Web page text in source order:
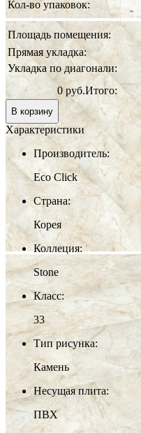
Кол-во упаковок:
-
Площадь помещения:
Прямая укладка:
Укладка по диагонали:
Итого:
0 руб.
В корзину
Характеристики
Производитель:
Eco Click
Страна:
Корея
Коллеция:
Stone
Класс:
33
Тип рисунка:
Камень
Несущая плита:
ПВХ